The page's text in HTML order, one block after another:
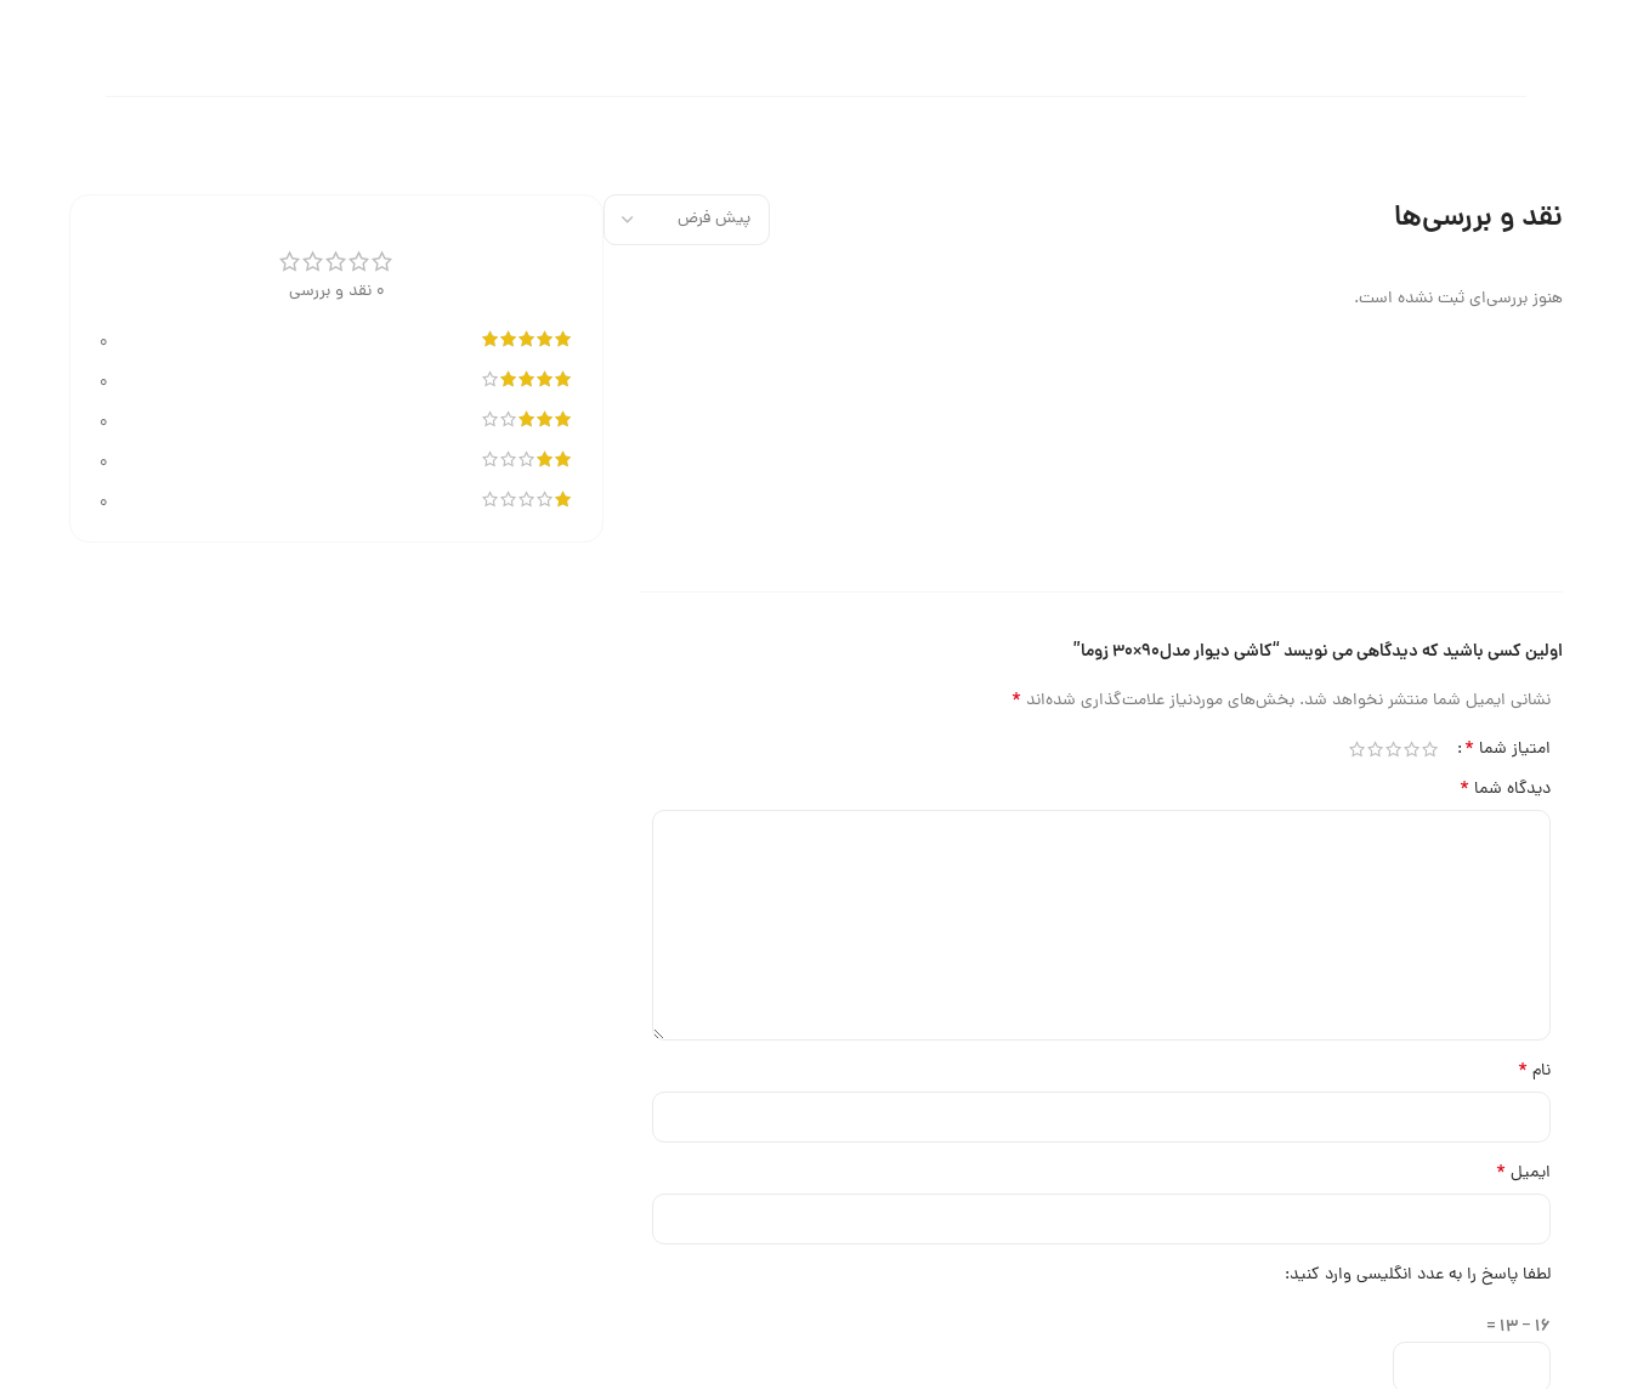
0 نقد و بررسی
0
0
0
0
0
نقد و بررسی‌ها
هنوز بررسی‌ای ثبت نشده است.
اولین کسی باشید که دیدگاهی می نویسد “کاشی دیوار مدل۹۰×۳۰ زوما”
نشانی ایمیل شما منتشر نخواهد شد. بخش‌های موردنیاز علامت‌گذاری شده‌اند *
امتیاز شما *
دیدگاه شما *
نام *
ایمیل *
لطفا پاسخ را به عدد انگلیسی وارد کنید:
16 − 13 =